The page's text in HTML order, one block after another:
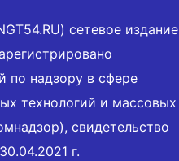
сетевое издание
по надзору в сфере
технологий и массовых
свидетельство
г.